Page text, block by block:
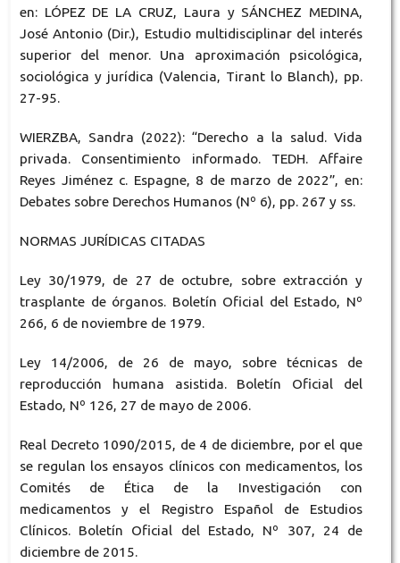
en: LÓPEZ DE LA CRUZ, Laura y SÁNCHEZ MEDINA,
José Antonio (Dir.), Estudio multidisciplinar del interés
superior del menor. Una aproximación psicológica,
sociológica y jurídica (Valencia, Tirant lo Blanch), pp.
27-95.
WIERZBA, Sandra (2022): “Derecho a la salud. Vida
privada. Consentimiento informado. TEDH. Affaire
Reyes Jiménez c. Espagne, 8 de marzo de 2022”, en:
Debates sobre Derechos Humanos (Nº 6), pp. 267 y ss.
NORMAS JURÍDICAS CITADAS
Ley 30/1979, de 27 de octubre, sobre extracción y
trasplante de órganos. Boletín Oficial del Estado, Nº
266, 6 de noviembre de 1979.
Ley 14/2006, de 26 de mayo, sobre técnicas de
reproducción humana asistida. Boletín Oficial del
Estado, Nº 126, 27 de mayo de 2006.
Real Decreto 1090/2015, de 4 de diciembre, por el que
se regulan los ensayos clínicos con medicamentos, los
Comités de Ética de la Investigación con
medicamentos y el Registro Español de Estudios
Clínicos. Boletín Oficial del Estado, Nº 307, 24 de
diciembre de 2015.